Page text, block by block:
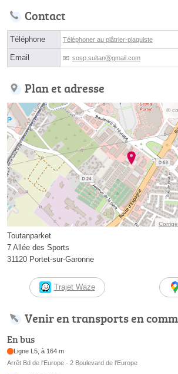
Contact
Téléphone Téléphoner au plâtrier-plaquiste
Email sosp.sultanⓐgmail.com
Plan et adresse
©
Toutanparket
7 Allée des Sports
31120 Portet-sur-Garonne
Trajet Waze
Venir en transports en
En bus
Ligne L5, à 164 m
Arrêt Bd de l'Europe - 2 Boulevard de l'Europe